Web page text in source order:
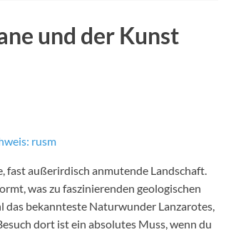
und der Kunst
rusm
fast außerirdisch anmutende Landschaft.
was zu faszinierenden geologischen
das bekannteste Naturwunder Lanzarotes,
dort ist ein absolutes Muss, wenn du